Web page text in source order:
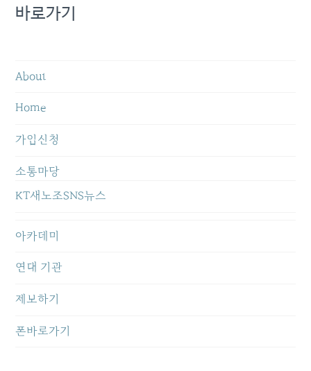
바로가기
About
Home
가입신청
소통마당
KT새노조SNS뉴스
아카데미
연대 기관
제보하기
폰바로가기